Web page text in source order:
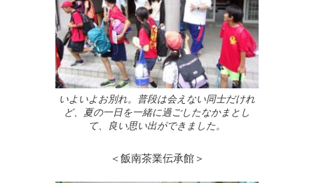
いよいよお別れ。普段は会えない同士だけれ
ど、夏の一日を一緒に過ごしたなかまとし
て、良い思い出ができました。
＜飯南茶業伝承館＞